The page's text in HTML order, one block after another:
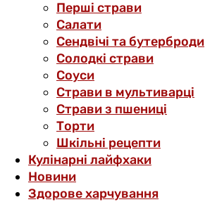
Перші страви
Салати
Сендвічі та бутерброди
Солодкі страви
Соуси
Страви в мультиварці
Страви з пшениці
Торти
Шкільні рецепти
Кулінарні лайфхаки
Новини
Здорове харчування